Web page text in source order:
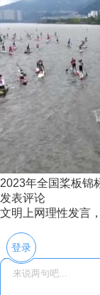
2023年全国桨板锦
发表评论
文明上网理性发言
登录